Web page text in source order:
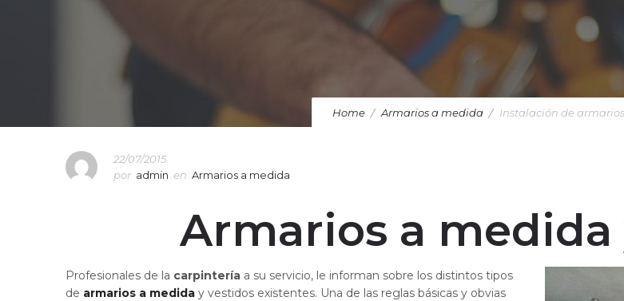
Home Armarios a medida Instalación de
22/07/2015
por admin en Armarios a medida
Armarios a
Profesionales de la carpintería a su servicio, le informan sobre los distintos tipos
de armarios a medida y vestidos existentes. Una de las reglas básicas y obvias